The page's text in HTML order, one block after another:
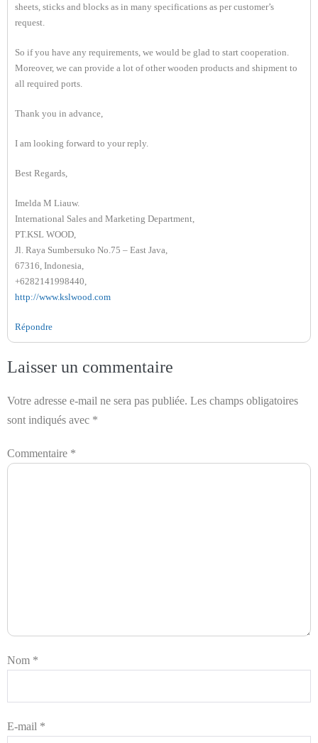
sheets, sticks and blocks as in many specifications as per customer’s
request.
So if you have any requirements, we would be glad to start cooperation.
Moreover, we can provide a lot of other wooden products and shipment to
all required ports.
Thank you in advance,
I am looking forward to your reply.
Best Regards,
Imelda M Liauw.
International Sales and Marketing Department,
PT.KSL WOOD,
Jl. Raya Sumbersuko No.75 – East Java,
67316, Indonesia,
+6282141998440,
http://www.kslwood.com
Répondre
Laisser un commentaire
Votre adresse e-mail ne sera pas publiée. Les champs obligatoires
sont indiqués avec *
Commentaire *
Nom *
E-mail *